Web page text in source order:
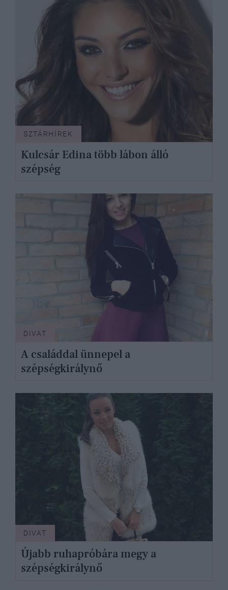
SZTÁRHÍREK
Kulcsár Edina több lábon álló
szépség
DIVAT
A családdal ünnepel a
szépségkirálynő
DIVAT
Újabb ruhapróbára megy a
szépségkirálynő